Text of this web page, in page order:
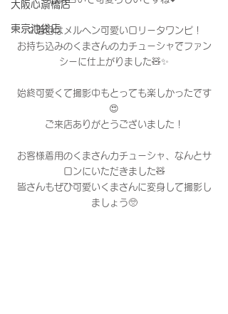
大阪心斎橋店
東京池袋店
２着目はメルヘン可愛いロリータワンピ！
お持ち込みのくまさんのカチューシャでファン
シーに仕上がりました🧸✨
始終可愛くて撮影中もとっても楽しかったです
😍
ご来店ありがとうございました！
お客様着用のくまさんカチューシャ、なんとサ
ロンにいただきました🧸
皆さんもぜひ可愛いくまさんに変身して撮影し
ましょう🥺